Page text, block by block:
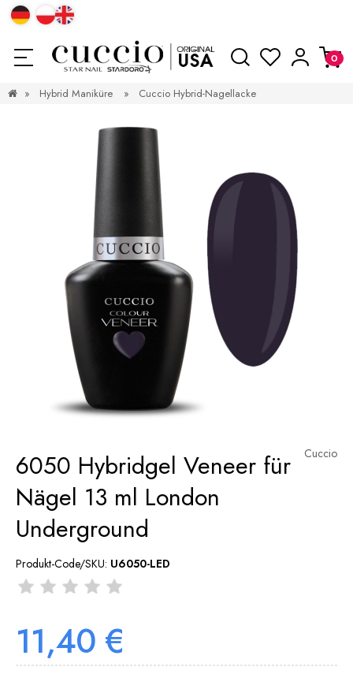
» Hybrid Maniküre » Cuccio Hybrid-Nagellacke
Cuccio
6050 Hybridgel Veneer für
Nägel 13 ml London
Underground
Produkt-Code/SKU: U6050-LED
11,40 €